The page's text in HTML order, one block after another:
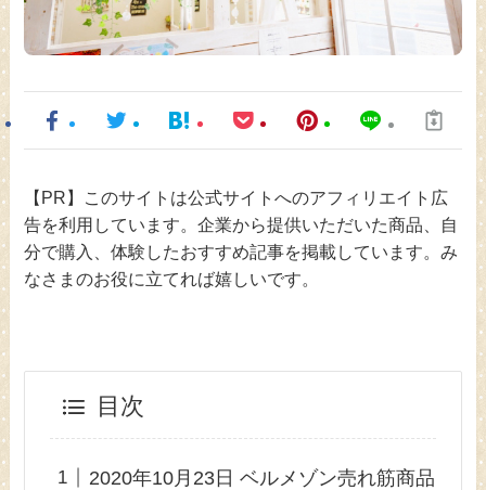
【PR】このサイトは公式サイトへのアフィリエイト広
告を利用しています。企業から提供いただいた商品、自
分で購入、体験したおすすめ記事を掲載しています。み
なさまのお役に立てれば嬉しいです。
目次
2020年10月23日 ベルメゾン売れ筋商品